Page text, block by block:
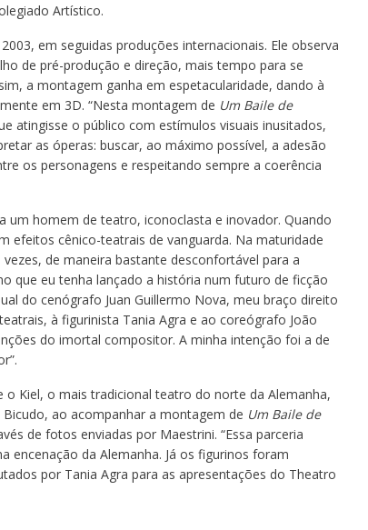
Artístico.
em seguidas produções internacionais. Ele observa
de pré-produção e direção, mais tempo para se
a montagem ganha em espetacularidade, dando à
em 3D. “Nesta montagem de Um Baile de
atingisse o público com estímulos visuais inusitados,
as óperas: buscar, ao máximo possível, a adesão
os personagens e respeitando sempre a coerência
um homem de teatro, iconoclasta e inovador. Quando
efeitos cênico-teatrais de vanguarda. Na maturidade
de maneira bastante desconfortável para a
que eu tenha lançado a história num futuro de ficção
do cenógrafo Juan Guillermo Nova, meu braço direito
à figurinista Tania Agra e ao coreógrafo João
do imortal compositor. A minha intenção foi a de
Kiel, o mais tradicional teatro do norte da Alemanha,
ao acompanhar a montagem de Um Baile de
de fotos enviadas por Maestrini. “Essa parceria
encenação da Alemanha. Já os figurinos foram
por Tania Agra para as apresentações do Theatro